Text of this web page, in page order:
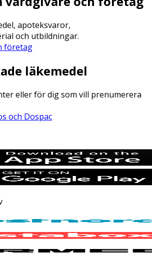
apoteksvaror,
och utbildningar.
företag
läkemedel
eller för dig som vill prenumerera
och Dospac